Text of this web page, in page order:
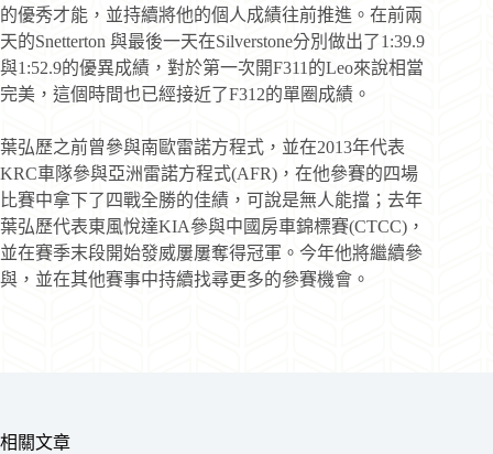
的優秀才能，並持續將他的個人成績往前推進。在前兩
天的Snetterton 與最後一天在Silverstone分別做出了1:39.9
與1:52.9的優異成績，對於第一次開F311的Leo來說相當
完美，這個時間也已經接近了F312的單圈成績。
葉弘歷之前曾參與南歐雷諾方程式，並在2013年代表
KRC車隊參與亞洲雷諾方程式(AFR)，在他參賽的四場
比賽中拿下了四戰全勝的佳績，可說是無人能擋；去年
葉弘歷代表東風悅達KIA參與中國房車錦標賽(CTCC)，
並在賽季末段開始發威屢屢奪得冠軍。今年他將繼續參
與，並在其他賽事中持續找尋更多的參賽機會。
相關文章